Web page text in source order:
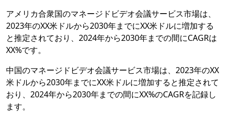
アメリカ合衆国のマネージドビデオ会議サービス市場は、
2023年のXX米ドルから2030年までにXX米ドルに増加する
と推定されており、2024年から2030年までの間にCAGRは
XX%です。
中国のマネージドビデオ会議サービス市場は、2023年のXX
米ドルから2030年までにXX米ドルに増加すると推定されて
おり、2024年から2030年までの間にXX%のCAGRを記録し
ます。